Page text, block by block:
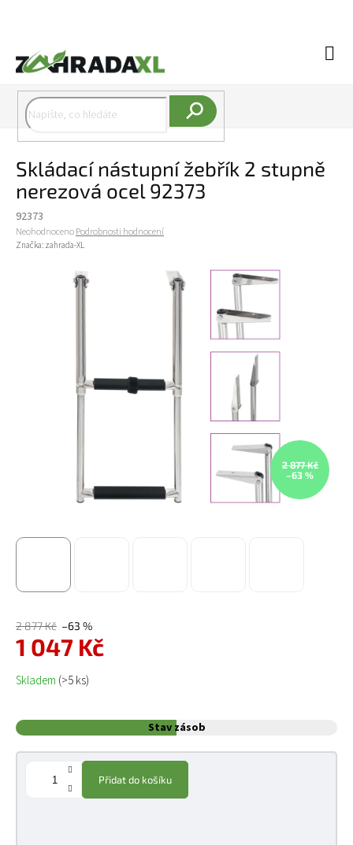
Skládací nástupní žebřík 2 stupně
nerezová ocel 92373
92373
Průměrné hodnocení produktu je 0,0 z 5 hvězdiček.
NeohodnocenoPodrobnosti hodnocení
Značka: zahrada-XL
2 877 Kč
–63 %
2 877 Kč –63 %
1 047 Kč
Měrná cena:
Skladem (>5 ks)
Stav zásob
Přidat do košíku